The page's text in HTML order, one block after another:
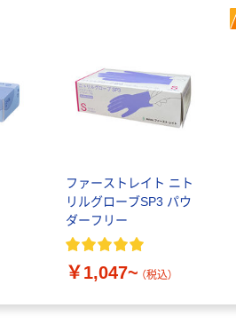
ファーストレイト ニト
リルグローブSP3 パウ
ダーフリー
￥1,047~ （税込）